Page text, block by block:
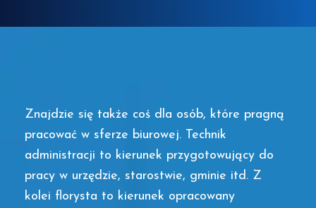
Znajdzie się także coś dla osób, które pragną
pracować w sferze biurowej. Technik
administracji to kierunek przygotowujący do
pracy w urzędzie, starostwie, gminie itd. Z
kolei florysta to kierunek opracowany